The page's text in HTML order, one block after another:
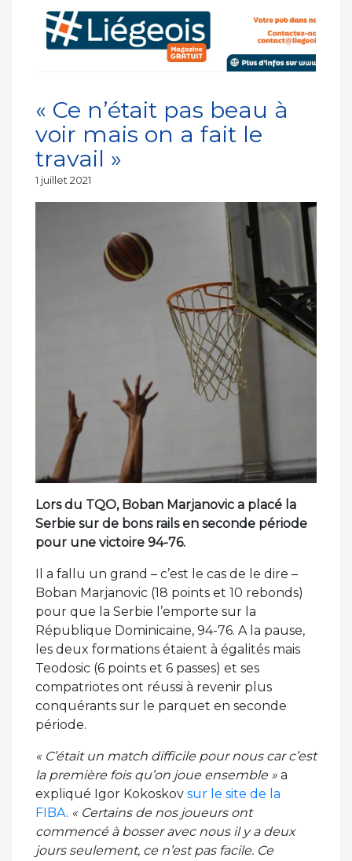
« Ce n’était pas beau à
voir mais on a fait le
travail »
Publié
1 juillet 2021
Lors du TQO, Boban Marjanovic a placé la
Serbie sur de bons rails en seconde période
pour une victoire 94-76.
Il a fallu un grand – c’est le cas de le dire –
Boban Marjanovic (18 points et 10 rebonds)
pour que la Serbie l’emporte sur la
République Dominicaine, 94-76. A la pause,
les deux formations étaient à égalités mais
Teodosic (6 points et 6 passes) et ses
compatriotes ont réussi à revenir plus
conquérants sur le parquet en seconde
période.
« C’était un match difficile pour nous car c’est
la première fois qu’on joue ensemble » a
expliqué Igor Kokoskov sur le site de la
FIBA. « Certains de nos joueurs ont
commencé à bosser avec nous il y a deux
jours seulement, ce n’est pas facile. Ce